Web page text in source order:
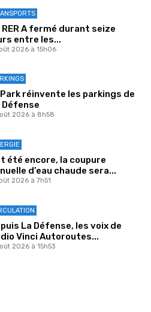
RER A fermé durant seize
entre les...
2026 à 15h06
réinvente les parkings de
Défense
2026 à 8h58
été encore, la coupure
d’eau chaude sera...
2026 à 7h51
La Défense, les voix de
Vinci Autoroutes...
2026 à 15h53